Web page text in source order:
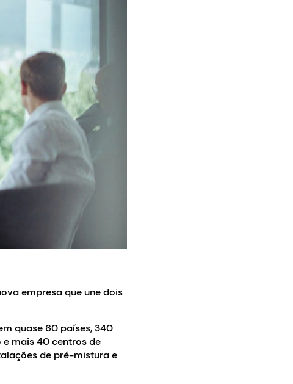
empresa que une dois
quase 60 países, 340
e mais 40 centros de
de pré-mistura e